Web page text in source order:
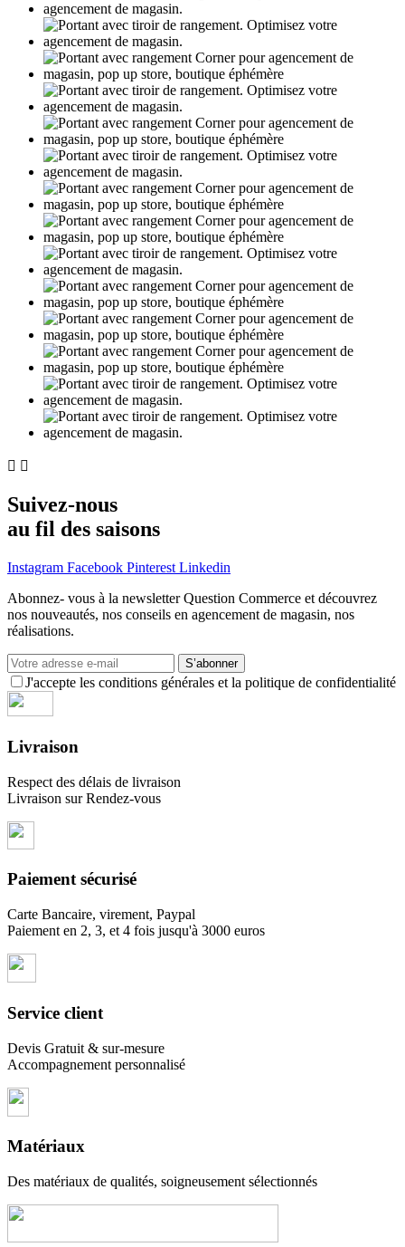
 
Suivez-nous
au fil des saisons
Instagram Facebook Pinterest Linkedin
Abonnez- vous à la newsletter Question Commerce et découvrez
nos nouveautés, nos conseils en agencement de magasin, nos
réalisations.
S’abonner
J'accepte les conditions générales et la politique de confidentialité
Livraison
Respect des délais de livraison
Livraison sur Rendez-vous
Paiement sécurisé
Carte Bancaire, virement, Paypal
Paiement en 2, 3, et 4 fois jusqu'à 3000 euros
Service client
Devis Gratuit & sur-mesure
Accompagnement personnalisé
Matériaux
Des matériaux de qualités, soigneusement sélectionnés